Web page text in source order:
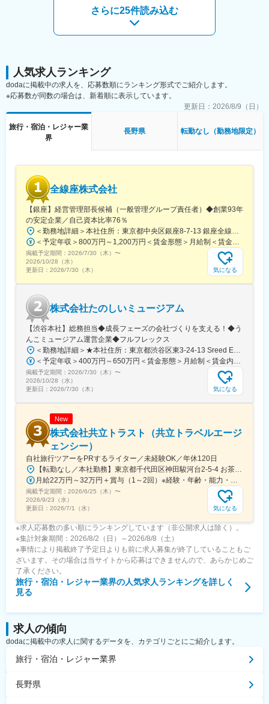
長野県駒ヶ根市の中央アルプス山麓に広がる駒ヶ根高原。駒ヶ根
インターより車で約3分の駒ヶ根高原にたたずむ「駒ヶ根高原リゾ
ートリンクス」は、2006年に欧風リゾートホテルとしてオープン
【別館 季澄香】
全室露天風呂完備の高級隠れ家の料理宿です。客室数8室/レスト
ラン16席/洋風懐石を中心に提供。
（繁忙期：3月～4月・7月～10月、閑散期：1月～2月・6月）
・式当日の進行管理
・教会式・人前式・神前式など多様なスタイル提案
・フォトウェディングの企画（自然を活かした演出）
・宿泊／料飲／調理部門との連携・調整
打ち合わせから当日まで“一貫して担当”するため、お客様との関係
性が深く、感動を直接感じられます。
分業制とは異なり、お客様と長く関わる中で信頼関係を築き、 結
婚式当日に直接「ありがとう」をいただける環境があります。
■職務の特徴／やりがい
◎自然を活かした唯一無二のウェディング
◎「ありがとう」を最前線で感じる仕事
お客様と長期間関わるからこそ、式当日の感動や感謝をダイレク
トに受け取れます。
◎裁量ある環境で成長できる
少数精鋭チームのため、一人ひとりの意見が反映されやすく、提
案力・調整力が身につきます。
■配属部門／組織構成
・ブライダル部門：少数精鋭（約16名）
・風通しが良く、意見交換が活発な組織
⇒少人数のチームだからこそ裁量も大きく、ご自身のアイデアを
【応募者メッセージ】
～自然に囲まれたリゾートで、一組一組に寄り添う結婚式を～
・都会に疲れ、自然溢れる環境で働きたい
・一組に深く関わる仕事がしたい
・プランナーとしてのスキルを高めたい
このようなお考えをお持ちでしたら、 非常にマッチするお仕事で
す。
変更の範囲：会社の定める業務
さらに25件読み込む
人気求人ランキング
dodaに掲載中の求人を、応募数順にランキング形式でご紹介します。
※応募数が同数の場合は、新着順に表示しています。
更新日： 2026/8/9（日）
旅行・宿泊・レジャー業
界
長野県 転勤なし（勤務地限定）
全線座株式会社
【銀座】経営管理部長候補（一般管理グループ責任者）◆創業93年
の安定企業／自己資本比率76％
＜勤務地詳細＞本社住所：東京都中央区銀座8-7-13 銀座全線座ビルB1受動喫煙対策：屋内喫煙可能場所あり変更の範囲：会社の定める事業所
＜予定年収＞800万円～1,200万円＜賃金形態＞月給制＜賃金内訳＞月額（基本給）：500,000円～750,000円＜月給＞500,000円～750,000円＜昇給有無＞有＜残業手当＞有＜給与補足＞■賞与：年2回 管理監督者として採用するため、時間外勤務手当の支給対象外（法令に基づく深夜勤務手当等を除く）■昇給：年1回賃金はあくまでも目安の金額であり、選考を通じて上下する可能性があります。月給(月額)は固定手当を含めた表記です。
掲載予定期間： 2026/7/30（木） 〜
2026/10/28（水）
更新日： 2026/7/30（木） 気になる
株式会社たのしいミュージアム
【渋谷本社】総務担当◆成長フェーズの会社づくりを支える！◆う
んこミュージアム運営企業◆フルフレックス
＜勤務地詳細＞★本社住所：東京都渋谷区東3-24-13 Sreed EBISU+L3階受動喫煙対策：屋内全面禁煙変更の範囲：会社の定める事業所（リモートワーク含む）
＜予定年収＞400万円～650万円＜賃金形態＞月給制＜賃金内訳＞月額（基本給）：241,054円～391,713円その他固定手当/月：7,533円～12,242円固定残業手当/月：84,746円～137,712円（固定残業時間45時間0分/月）超過した時間外労働の残業手当は追加支給＜月給＞333,333円～541,667円（一律手当を含む）＜昇給有無＞有＜残業手当＞有＜給与補足＞※当社規定に基づき、経験・能力・前職の給与などを考慮して決定いたします。■賞与：業績に応じて支給有■その他固定手当：深夜固定残業代20時間分（超過した分は追加支給）賃金はあくまでも目安の金額であり、選考を通じて上下する可能性があります。月給(月額)は固定手当を含めた表記です。
掲載予定期間： 2026/7/30（木） 〜
2026/10/28（水）
更新日： 2026/7/30（木） 気になる
New
株式会社共立トラスト（共立トラベルエージ
ェンシー）
自社旅行ツアーをPRするライター／未経験OK／年休120日
【転勤なし／本社勤務】東京都千代田区神田駿河台2-5-4 お茶の水中央ビル6階◆アクセス「御茶ノ水駅」から徒歩4分「新御茶ノ水駅」から徒歩6分「神保町駅」から徒歩11分
月給22万円～32万円＋賞与（1～2回）※経験・年齢・能力・前職給与を考慮のうえ、決定します。
掲載予定期間： 2026/6/25（木） 〜
2026/9/23（水）
更新日： 2026/7/1（水） 気になる
※求人応募数の多い順にランキングしています（非公開求人は除く）。
※集計対象期間：2026/8/2（日）～2026/8/8（土）
※事情により掲載終了予定日よりも前に求人募集が終了していることもご
ざいます。その場合は当サイトから応募はできませんので、あらかじめご
了承ください。
旅行・宿泊・レジャー業界の人気求人ランキングを詳しく
見る
求人の傾向
dodaに掲載中の求人に関するデータを、カテゴリごとにご紹介します。
旅行・宿泊・レジャー業界
長野県